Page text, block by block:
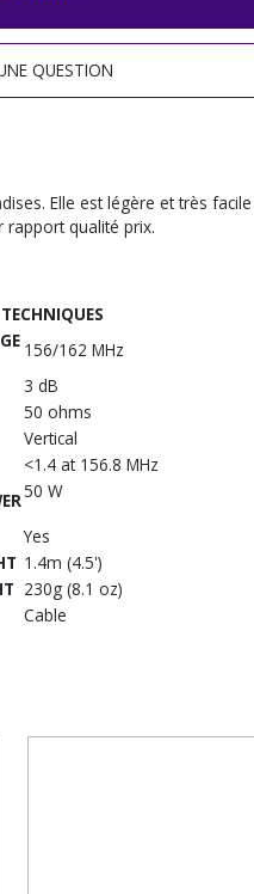
QUESTION
Elle est légère et très
rapport qualité prix.
156/162 MHz
3 dB
50 ohms
Vertical
<1.4 at 156.8 MHz
50 W
Yes
1.4m (4.5')
230g (8.1 oz)
Cable